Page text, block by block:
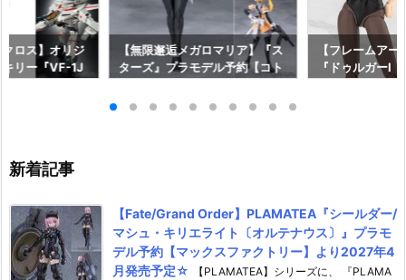
ロス】オリジ
リー『VF-1J
【無限邂逅メガロマリア】『ス
ターズ』プラモデル予約【コト
予定♪
【フレームア
『ドゥルガーI
新着記事
【Fate/Grand Order】PLAMATEA『シールダー/
マシュ・キリエライト〔オルテナウス〕』プラモ
デル予約【マックスファクトリー】より2027年4
月発売予定☆
【PLAMATEA】シリーズに、 『PLAMA